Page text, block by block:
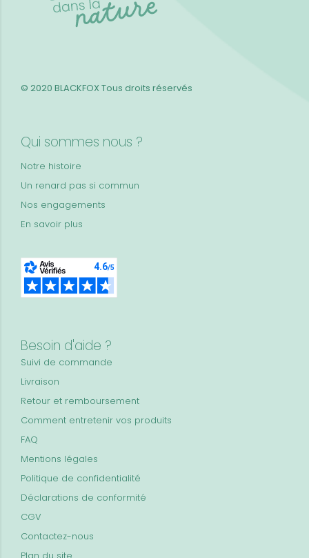
Qui sommes nous ?
Notre histoire
Un renard pas si commun
Nos engagements
En savoir plus
Besoin d'aide ?
Suivi de commande
Livraison
Retour et remboursement
Comment entretenir vos produits
FAQ
Mentions légales
Politique de confidentialité
Déclarations de conformité
CGV
Contactez-nous
© 2020 BLACKFOXTous droits réservés